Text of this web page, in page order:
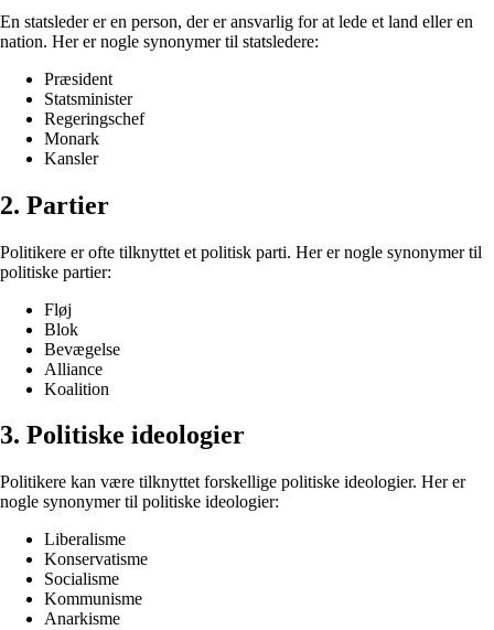
En statsleder er en person, der er ansvarlig for at lede et land eller en
nation. Her er nogle synonymer til statsledere:
Præsident
Statsminister
Regeringschef
Monark
Kansler
2. Partier
Politikere er ofte tilknyttet et politisk parti. Her er nogle synonymer til
politiske partier:
Fløj
Blok
Bevægelse
Alliance
Koalition
3. Politiske ideologier
Politikere kan være tilknyttet forskellige politiske ideologier. Her er
nogle synonymer til politiske ideologier:
Liberalisme
Konservatisme
Socialisme
Kommunisme
Anarkisme